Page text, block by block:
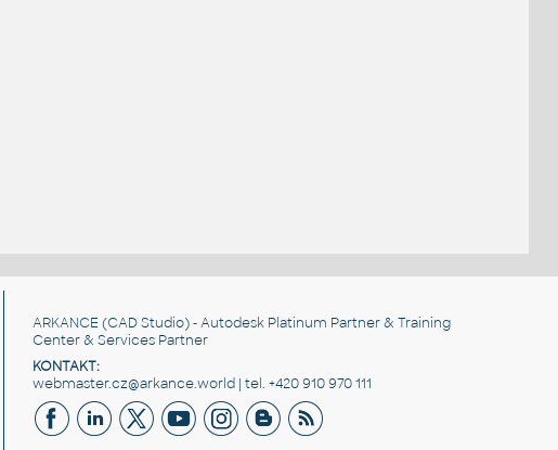
ARKANCE (CAD Studio) - Autodesk Platinum Partner & Training
Center & Services Partner
KONTAKT:
webmaster.cz@arkance.world | tel. +420 910 970 111